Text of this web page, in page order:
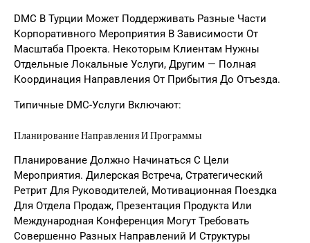
DMC В Турции Может Поддерживать Разные Части
Корпоративного Мероприятия В Зависимости От
Масштаба Проекта. Некоторым Клиентам Нужны
Отдельные Локальные Услуги, Другим — Полная
Координация Направления От Прибытия До Отъезда.
Типичные DMC-Услуги Включают:
Планирование Направления И Программы
Планирование Должно Начинаться С Цели
Мероприятия. Дилерская Встреча, Стратегический
Ретрит Для Руководителей, Мотивационная Поездка
Для Отдела Продаж, Презентация Продукта Или
Международная Конференция Могут Требовать
Совершенно Разных Направлений И Структуры